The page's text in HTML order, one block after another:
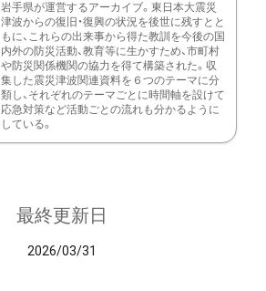
岩手県が運営するアーカイブ。東日本大震災
津波からの復旧・復興の状況を後世に残すとと
もに、これらの出来事から得た教訓を今後の国
内外の防災活動、教育等に生かすため、市町村
や防災関係機関の協力を得て構築された。収
集した震災津波関連資料を６つのテーマに分
類し、それぞれのテーマごとに時間軸を設けて
応急対策など活動ごとの流れも分かるように
している。
最終更新日
2026/03/31